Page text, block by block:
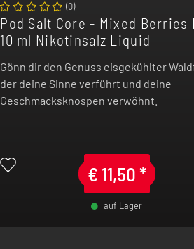
€11,50*
auf Lager
(0)
Pod Salt Core - Mixed Berries
10 ml Nikotinsalz Liquid
Gönn dir den Genuss eisgekühlter
der deine Sinne verführt und deine
Geschmacksknospen verwöhnt.